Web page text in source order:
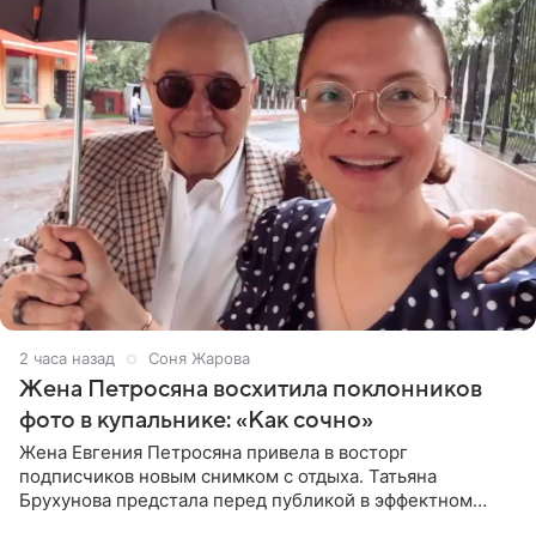
2 часа назад Соня Жарова
Жена Петросяна восхитила поклонников
фото в купальнике: «Как сочно»
Жена Евгения Петросяна привела в восторг
подписчиков новым снимком с отдыха. Татьяна
Брухунова предстала перед публикой в эффектном